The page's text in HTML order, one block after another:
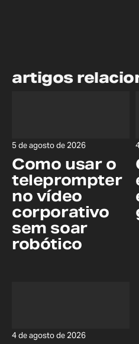
artigos
Como usar o
teleprompter
no vídeo
corporativo
sem soar
robótico
5 de agosto de 2026
4 de agosto de 2026